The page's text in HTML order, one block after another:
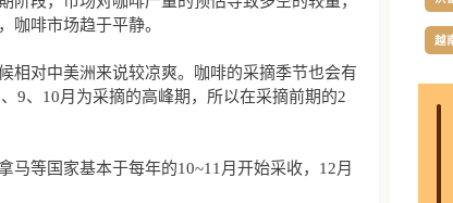
咖啡市场趋于平静。
相对中美洲来说较凉爽。咖啡的采摘季节也会有
9、10月为采摘的高峰期，所以在采摘前期的2
马等国家基本于每年的10~11月开始采收，12月
越